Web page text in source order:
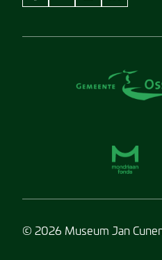
facebook Museum Jan
youtube Museum Jan
instagram
linkedin
© 2026 Museum Jan